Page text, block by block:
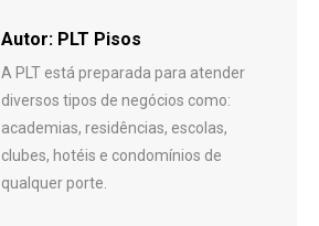
Autor: PLT Pisos
A PLT está preparada para atender
diversos tipos de negócios como:
academias, residências, escolas,
clubes, hotéis e condomínios de
qualquer porte.